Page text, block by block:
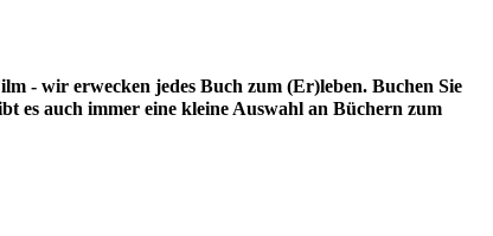
- wir erwecken jedes Buch zum (Er)leben. Buchen Sie
es auch immer eine kleine Auswahl an Büchern zum